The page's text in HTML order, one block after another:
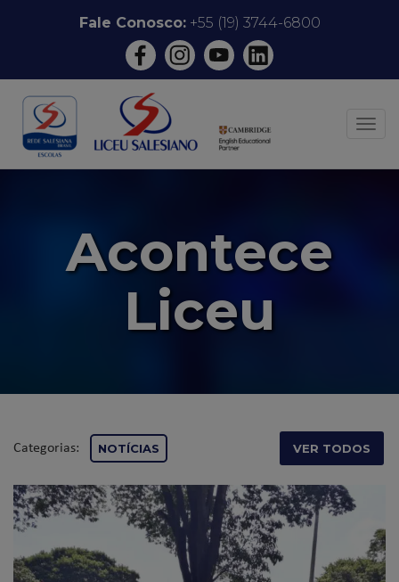
conteúdo
Fale Conosco:+55 (19) 3744-6800
Acontece
Liceu
Categorias: NOTÍCIAS VER TODOS